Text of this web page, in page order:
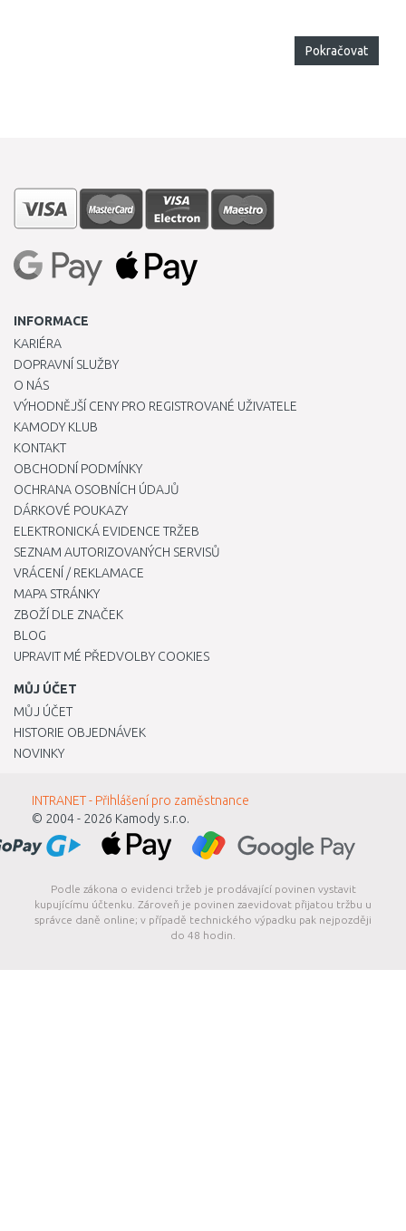
Pokračovat
INFORMACE
KARIÉRA
DOPRAVNÍ SLUŽBY
O NÁS
VÝHODNĚJŠÍ CENY PRO REGISTROVANÉ UŽIVATELE
KAMODY KLUB
KONTAKT
OBCHODNÍ PODMÍNKY
OCHRANA OSOBNÍCH ÚDAJŮ
DÁRKOVÉ POUKAZY
ELEKTRONICKÁ EVIDENCE TRŽEB
SEZNAM AUTORIZOVANÝCH SERVISŮ
VRÁCENÍ / REKLAMACE
MAPA STRÁNKY
ZBOŽÍ DLE ZNAČEK
BLOG
UPRAVIT MÉ PŘEDVOLBY COOKIES
MŮJ ÚČET
MŮJ ÚČET
HISTORIE OBJEDNÁVEK
NOVINKY
INTRANET - Přihlášení pro zaměstnance
© 2004 - 2026 Kamody s.r.o.
Podle zákona o evidenci tržeb je prodávající povinen vystavit
kupujícímu účtenku. Zároveň je povinen zaevidovat přijatou tržbu u
správce daně online; v případě technického výpadku pak nejpozději
do 48 hodin.